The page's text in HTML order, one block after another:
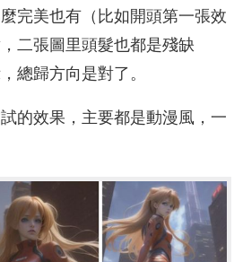
完美也有（比如開頭第一張效
二張圖里頭髮也都是殘缺
總歸方向是對了。
的效果，主要都是動漫風，一